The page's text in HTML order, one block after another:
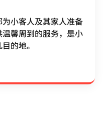
小客人及其家人准备
馨周到的服务，是小
的地。